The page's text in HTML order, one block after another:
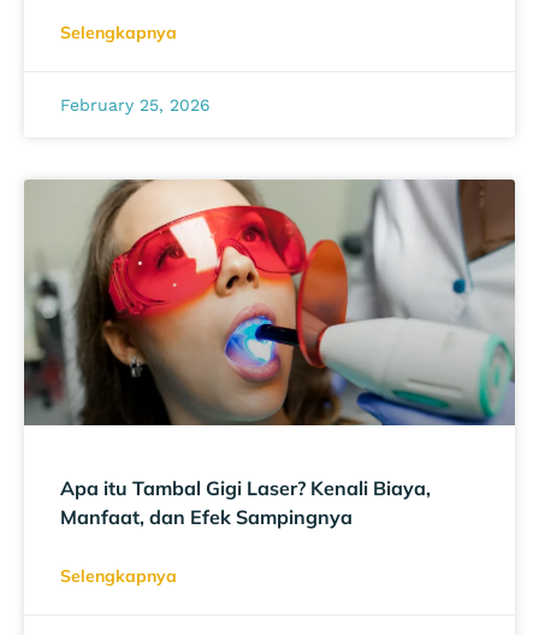
Selengkapnya
February 25, 2026
Apa itu Tambal Gigi Laser? Kenali Biaya,
Manfaat, dan Efek Sampingnya
Selengkapnya